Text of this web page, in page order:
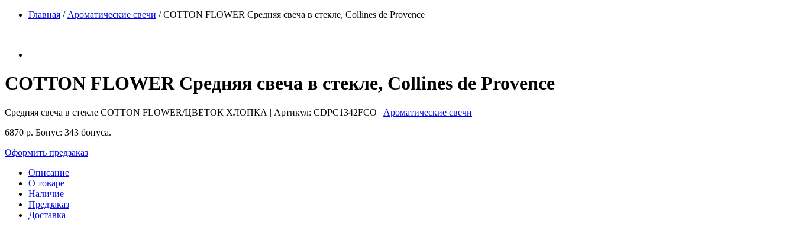
Главная / Ароматические свечи /COTTON FLOWER Средняя свеча в стекле, Collines de Provence
COTTON FLOWER Средняя свеча в стекле, Collines de Provence
Средняя свеча в стекле COTTON FLOWER/ЦВЕТОК ХЛОПКА | Артикул: CDPC1342FCO | Ароматические свечи
6870 р. Бонус: 343 бонуса.
Оформить предзаказ
Описание
О товаре
Наличие
Предзаказ
Доставка